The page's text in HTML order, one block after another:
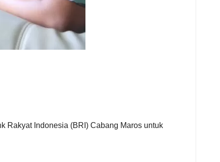
Rakyat Indonesia (BRI) Cabang Maros untuk